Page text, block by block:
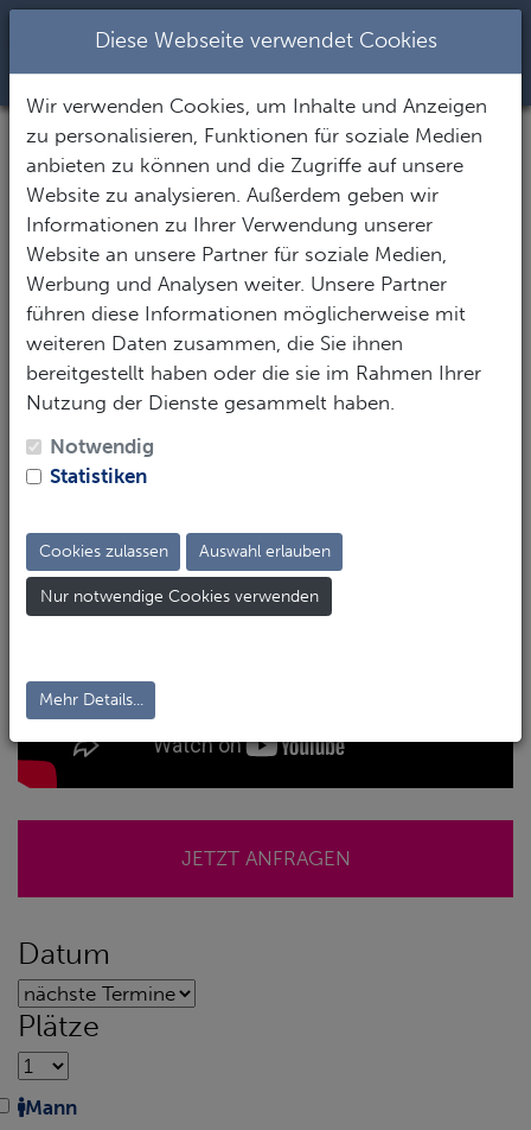
Toggle
JETZT ANFRAGEN
Datum
Plätze
Mann
Diese Webseite verwendet Cookies
Wir verwenden Cookies, um Inhalte und Anzeigen
zu personalisieren, Funktionen für soziale Medien
anbieten zu können und die Zugriffe auf unsere
Website zu analysieren. Außerdem geben wir
Informationen zu Ihrer Verwendung unserer
Website an unsere Partner für soziale Medien,
Werbung und Analysen weiter. Unsere Partner
führen diese Informationen möglicherweise mit
weiteren Daten zusammen, die Sie ihnen
bereitgestellt haben oder die sie im Rahmen Ihrer
Nutzung der Dienste gesammelt haben.
Notwendig
Statistiken
Cookies zulassen Auswahl erlauben
Nur notwendige Cookies verwenden
Mehr Details...